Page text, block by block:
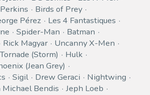
Birds of Prey
Pérez
Les 4 Fantastiques
Spider-Man
Batman
Rick Magyar
Uncanny X-Men
Tornade (Storm)
Hulk
(Jean Grey)
Sigil Drew Geraci
Nightwing
Michael Bendis
Jeph Loeb